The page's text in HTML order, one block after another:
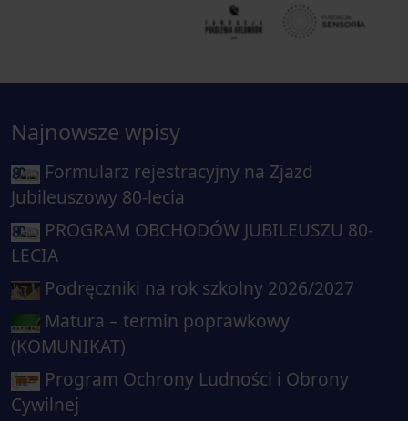
Najnowsze wpisy
Formularz rejestracyjny na Zjazd
Jubileuszowy 80-lecia
PROGRAM OBCHODÓW JUBILEUSZU 80-
LECIA
Podręczniki na rok szkolny 2026/2027
Matura – termin poprawkowy
(KOMUNIKAT)
Program Ochrony Ludności i Obrony
Cywilnej